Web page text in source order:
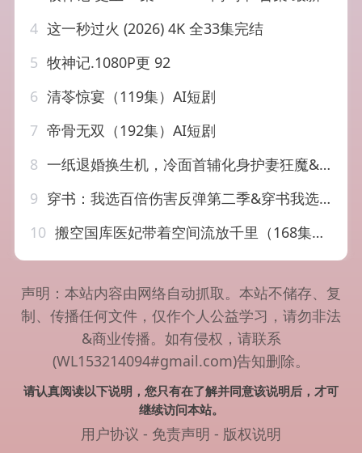
4 这一秒过火 (2026) 4K 全33集完结
5 牧神记.1080P更 92
6 清苓惊宴（119集）AI短剧
7 帝骨无双（192集）AI短剧
8 一纸退婚换生机，冷面首辅化身护妻狂魔&一纸退婚换生机冷面首辅化身护妻狂魔（50集）AI短剧
9 穿书：我选百倍伤害反弹第二季&穿书我选百倍伤害反弹第二季（21集）AI短剧
10 搬空国库医妃带着空间流放千里（168集）AI短剧
声明：本站内容由网络自动抓取。本站不储存、复
制、传播任何文件，仅作个人公益学习，请勿非法
&商业传播。如有侵权，请联系
(WL153214094#gmail.com)告知删除。
请认真阅读以下说明，您只有在了解并同意该说明后，才可
继续访问本站。
用户协议 - 免责声明 - 版权说明